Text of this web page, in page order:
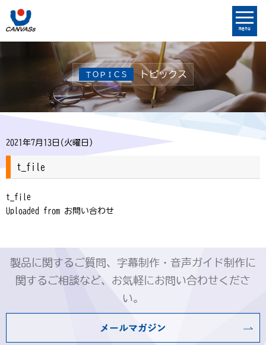
menu
ＴＯＰＩＣＳ トピックス
2021年7月13日(火曜日)
t_file
t_file
Uploaded from お問い合わせ
製品に関するご質問、字幕制作・音声ガイド制作に
関するご相談など、お気軽にお問い合わせくださ
い。